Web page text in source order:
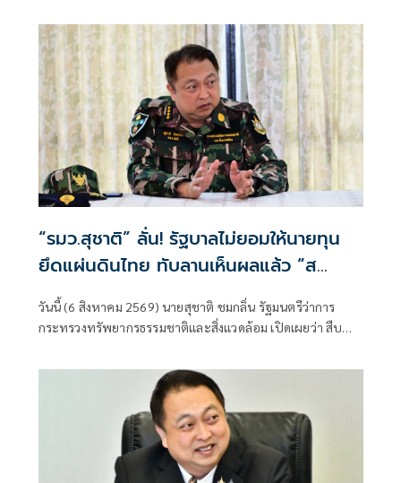
ตนได้ติดตามสถานการณ์ดังกล่าวอย่างใกล้ชิด พร้อมแสดงความ
ห่วงใยต่อเจ้าหน้าที่ผู้ปฏิบัติงานในพื้นที่ และได้กำชับให้หน่วย
งานยกระดับมาตรการความปลอดภัยขั้นสูงสุดในการปฏิบัติ
ภารกิจเพื่อความปลอดภัยของผู้ปฏิบัติงาน
“รมว.สุชาติ” ลั่น! รัฐบาลไม่ยอมให้นายทุน
ยึดแผ่นดินไทย ทับลานเห็นผลแล้ว “ส
ตาร์เวลล์ การ์เด้นโฮม” รื้อเองคืบ 40%
เตือนผู้ฝ่าฝืนเจอมาตรการทางกฎหมาย
วันนี้ (6 สิงหาคม 2569) นายสุชาติ ชมกลิ่น รัฐมนตรีว่าการ
กระทรวงทรัพยากรธรรมชาติและสิ่งแวดล้อม เปิดเผยว่า สืบ
นครราชสีมา